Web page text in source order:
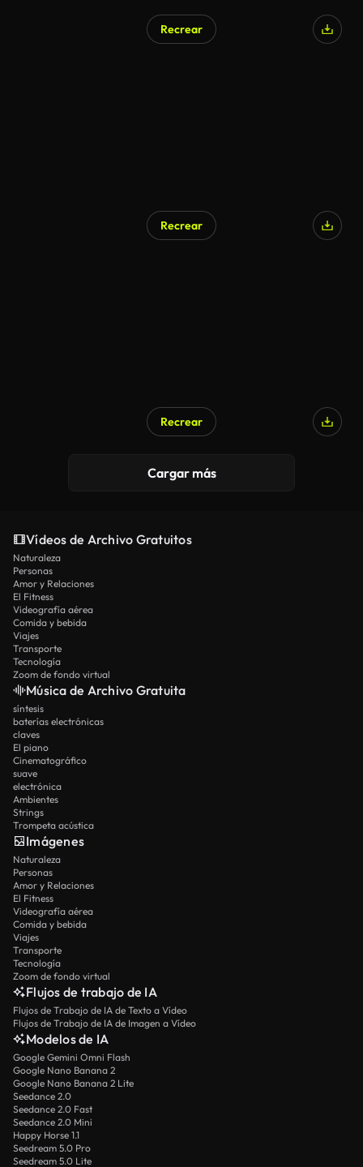
Recrear
Recrear
Recrear
Cargar más
Vídeos de Archivo Gratuitos
Naturaleza
Personas
Amor y Relaciones
El Fitness
Videografía aérea
Comida y bebida
Viajes
Transporte
Tecnología
Zoom de fondo virtual
Música de Archivo Gratuita
síntesis
baterías electrónicas
claves
El piano
Cinematográfico
suave
electrónica
Ambientes
Strings
Trompeta acústica
Imágenes
Naturaleza
Personas
Amor y Relaciones
El Fitness
Videografía aérea
Comida y bebida
Viajes
Transporte
Tecnología
Zoom de fondo virtual
Flujos de trabajo de IA
Flujos de Trabajo de IA de Texto a Vídeo
Flujos de Trabajo de IA de Imagen a Vídeo
Modelos de IA
Google Gemini Omni Flash
Google Nano Banana 2
Google Nano Banana 2 Lite
Seedance 2.0
Seedance 2.0 Fast
Seedance 2.0 Mini
Happy Horse 1.1
Seedream 5.0 Pro
Seedream 5.0 Lite